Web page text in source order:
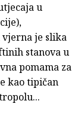
u
je slika
stanova u
pomama za
kao tipičan